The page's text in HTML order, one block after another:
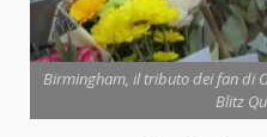
Birmingham, il tributo dei fan di
Blitz